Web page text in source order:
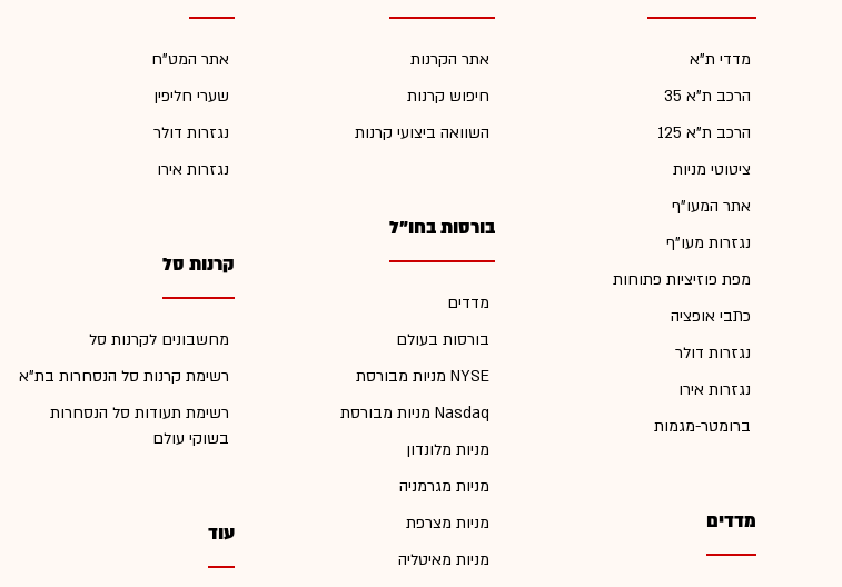
מדדי ת"א
הרכב ת"א 35
הרכב ת"א 125
ציטוטי מניות
אתר המעו"ף
נגזרות מעו"ף
מפת פוזיציות פתוחות
כתבי אופציה
נגזרות דולר
נגזרות אירו
ברומטר-מגמות
מדדים
אתר הקרנות
חיפוש קרנות
השוואה ביצועי קרנות
בורסות בחו"ל
מדדים
בורסות בעולם
מניות מבורסת NYSE
מניות מבורסת Nasdaq
מניות מלונדון
מניות מגרמניה
מניות מצרפת
מניות מאיטליה
אתר המט"ח
שערי חליפין
נגזרות דולר
נגזרות אירו
קרנות סל
מחשבונים לקרנות סל
רשימת קרנות סל הנסחרות בת"א
רשימת תעודות סל הנסחרות
בשוקי עולם
עוד